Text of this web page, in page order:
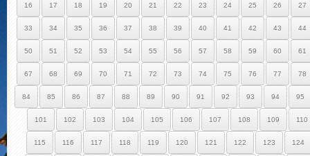
16 17 18 19 20 21 22 23 24 25 26 27
33 34 35 36 37 38 39 40 41 42 43 44
50 51 52 53 54 55 56 57 58 59 60 61
67 68 69 70 71 72 73 74 75 76 77 78
84 85 86 87 88 89 90 91 92 93 94 95
101 102 103 104 105 106 107 108 109 110
115 116 117 118 119 120 121 122 123 124